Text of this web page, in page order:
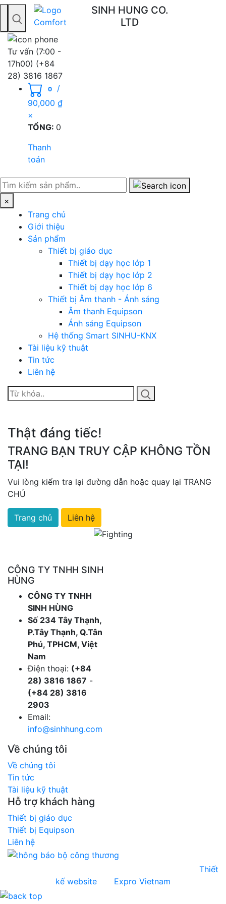
Toggle navigation
SINH HUNG CO.
LTD
Tư vấn (7:00 -
17h00) (+84
28) 3816 1867
0
/
90,000 ₫
×
TỔNG: 0
Thanh
toán
×
Trang chủ
Giới thiệu
Sản phẩm
Thiết bị giáo dục
Thiết bị dạy học lớp 1
Thiết bị dạy học lớp 2
Thiết bị dạy học lớp 6
Thiết bị Âm thanh - Ánh sáng
Âm thanh Equipson
Ánh sáng Equipson
Hệ thống Smart SINHU-KNX
Tài liệu kỹ thuật
Tin tức
Liên hệ
Thật đáng tiếc!
TRANG BẠN TRUY CẬP KHÔNG TỒN
TẠI!
Vui lòng kiểm tra lại đường dẫn hoặc quay lại TRANG
CHỦ
Trang chủ Liên hệ
CÔNG TY TNHH SINH
HÙNG
CÔNG TY TNHH
SINH HÙNG
Số 234 Tây Thạnh,
P.Tây Thạnh, Q.Tân
Phú, TPHCM, Việt
Nam
Điện thoại: (+84
28) 3816 1867 -
(+84 28) 3816
2903
Email:
info@sinhhung.com
Về chúng tôi
Về chúng tôi
Tin tức
Tài liệu kỹ thuật
Hỗ trợ khách hàng
Thiết bị giáo dục
Thiết bị Equipson
Liên hệ
Thiết
kế website
Expro Vietnam